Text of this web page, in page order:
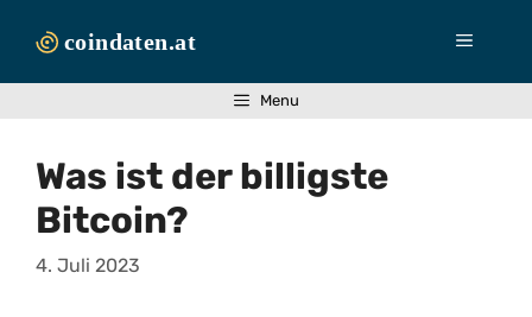
Inhalt
Menü
Menu
Was ist der billigste
Bitcoin?
4. Juli 2023